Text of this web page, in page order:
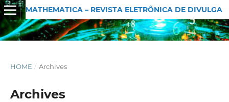
MATHEMATICA – REVISTA ELETRÔNICA DE DIVULGAÇÃO MATEMÁTICA
HOME / Archives
Archives